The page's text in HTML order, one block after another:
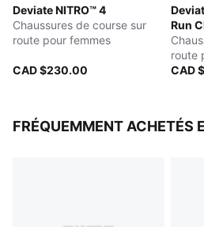
Deviate NITRO™ 4
Chaussures de course sur
route pour femmes
CAD $230.00
Run
route
CAD
FRÉQUEMMENT ACHETÉS